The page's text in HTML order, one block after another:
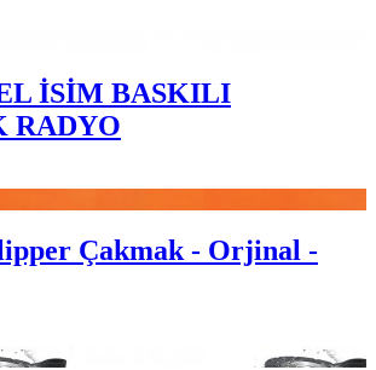
İSİM BASKILI
RADYO
Çakmak - Orjinal -